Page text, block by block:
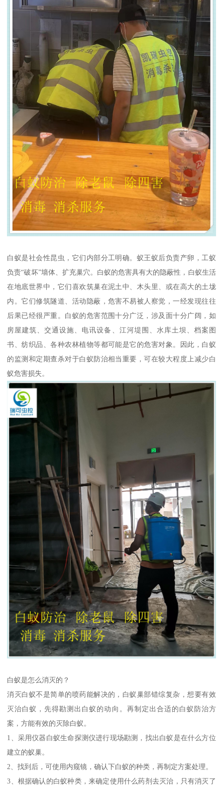
白蚁是社会性昆虫，它们内部分工明确。蚁王蚁后负责产卵，工蚁
负责“破坏”墙体、扩充巢穴。白蚁的危害具有大的隐蔽性，白蚁生活
在地底世界中，它们喜欢筑巢在泥土中、木头里、或在高大的土垅
内。它们修筑隧道、活动隐蔽，危害不易被人察觉，一经发现往往
后果已经很严重。白蚁的危害范围十分广泛，涉及面十分广阔，如
房屋建筑、交通设施、电讯设备、江河堤围、水库土坝、档案图
书、纺织品、各种农林植物等都可能是它的危害对象。因此，白蚁
的监测和定期查杀对于白蚁防治相当重要，可在较大程度上减少白
蚁危害损失。
白蚁是怎么消灭的？
消灭白蚁不是简单的喷药能解决的，白蚁巢部错综复杂，想要有效
灭治白蚁，先得勘测出白蚁的动向。再制定出合适的白蚁防治方
案，方能有效的灭除白蚁。
1、采用仪器白蚁生命探测仪进行现场勘测，找出白蚁是在什么方位
建立的蚁巢。
2、找到后，可使用内窥镜，确认下白蚁的种类，再制定方案处理。
3、根据确认的白蚁种类，来确定使用什么药剂去灭治，只有消灭了